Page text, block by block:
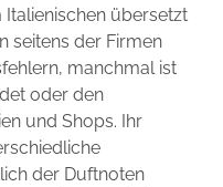
übersetzt
seitens der Firmen
manchmal ist
oder den
und Shops. Ihr
der Duftnoten